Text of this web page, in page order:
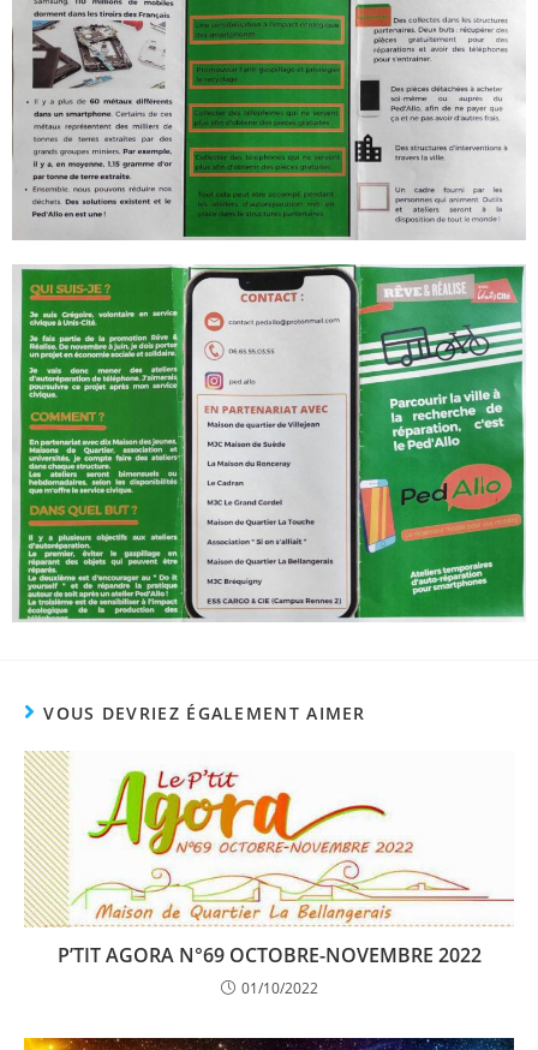
VOUS DEVRIEZ ÉGALEMENT AIMER
P’TIT AGORA N°69 OCTOBRE-NOVEMBRE 2022
01/10/2022